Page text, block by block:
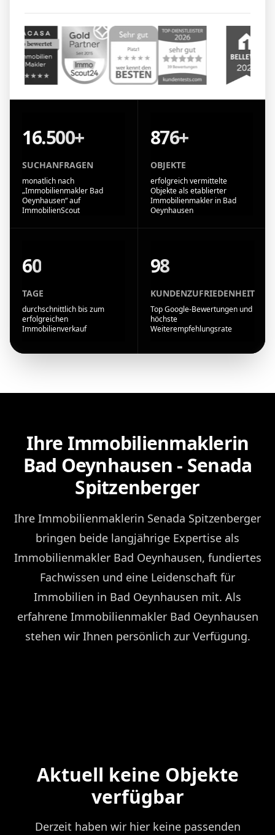
16.500+
SUCHANFRAGEN
monatlich nach
„Immobilienmakler Bad
Oeynhausen“ auf
ImmobilienScout
876+
OBJEKTE
erfolgreich vermittelte
Objekte als etablierter
Immobilienmakler in Bad
Oeynhausen
60
TAGE
durchschnittlich bis zum
erfolgreichen
Immobilienverkauf
98
KUNDENZUFRIEDENHEIT
Top Google-Bewertungen und
höchste
Weiterempfehlungsrate
Ihre Immobilienmaklerin
Bad Oeynhausen - Senada
Spitzenberger
Ihre Immobilienmaklerin Senada Spitzenberger
bringen beide langjährige Expertise als
Immobilienmakler Bad Oeynhausen, fundiertes
Fachwissen und eine Leidenschaft für
Immobilien in Bad Oeynhausen mit. Als
erfahrene Immobilienmakler Bad Oeynhausen
stehen wir Ihnen persönlich zur Verfügung.
Aktuell keine Objekte
verfügbar
Derzeit haben wir hier keine passenden